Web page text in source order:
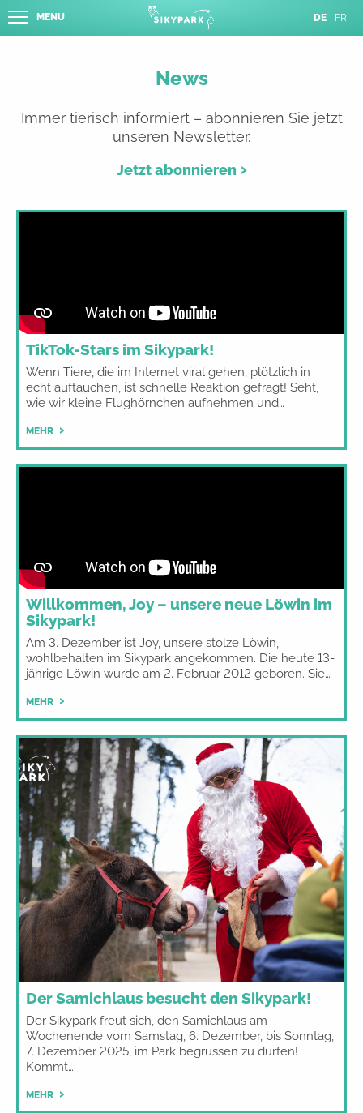
MENU DE FR
News
Immer tierisch informiert – abonnieren Sie jetzt
unseren Newsletter.
Jetzt abonnieren
TikTok-Stars im Sikypark!
Wenn Tiere, die im Internet viral gehen, plötzlich in
echt auftauchen, ist schnelle Reaktion gefragt! Seht,
wie wir kleine Flughörnchen aufnehmen und…
MEHR
Willkommen, Joy – unsere neue Löwin im
Sikypark!
Am 3. Dezember ist Joy, unsere stolze Löwin,
wohlbehalten im Sikypark angekommen. Die heute 13-
jährige Löwin wurde am 2. Februar 2012 geboren. Sie…
MEHR
Der Samichlaus besucht den Sikypark!
Der Sikypark freut sich, den Samichlaus am
Wochenende vom Samstag, 6. Dezember, bis Sonntag,
7. Dezember 2025, im Park begrüssen zu dürfen!
Kommt…
MEHR